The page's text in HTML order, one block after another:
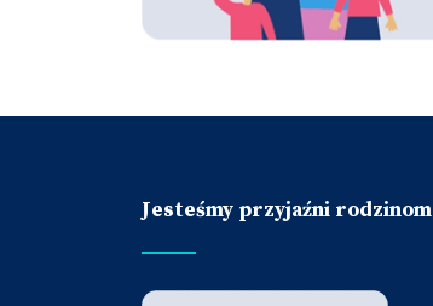
Jesteśmy przyjaźni rodzinom